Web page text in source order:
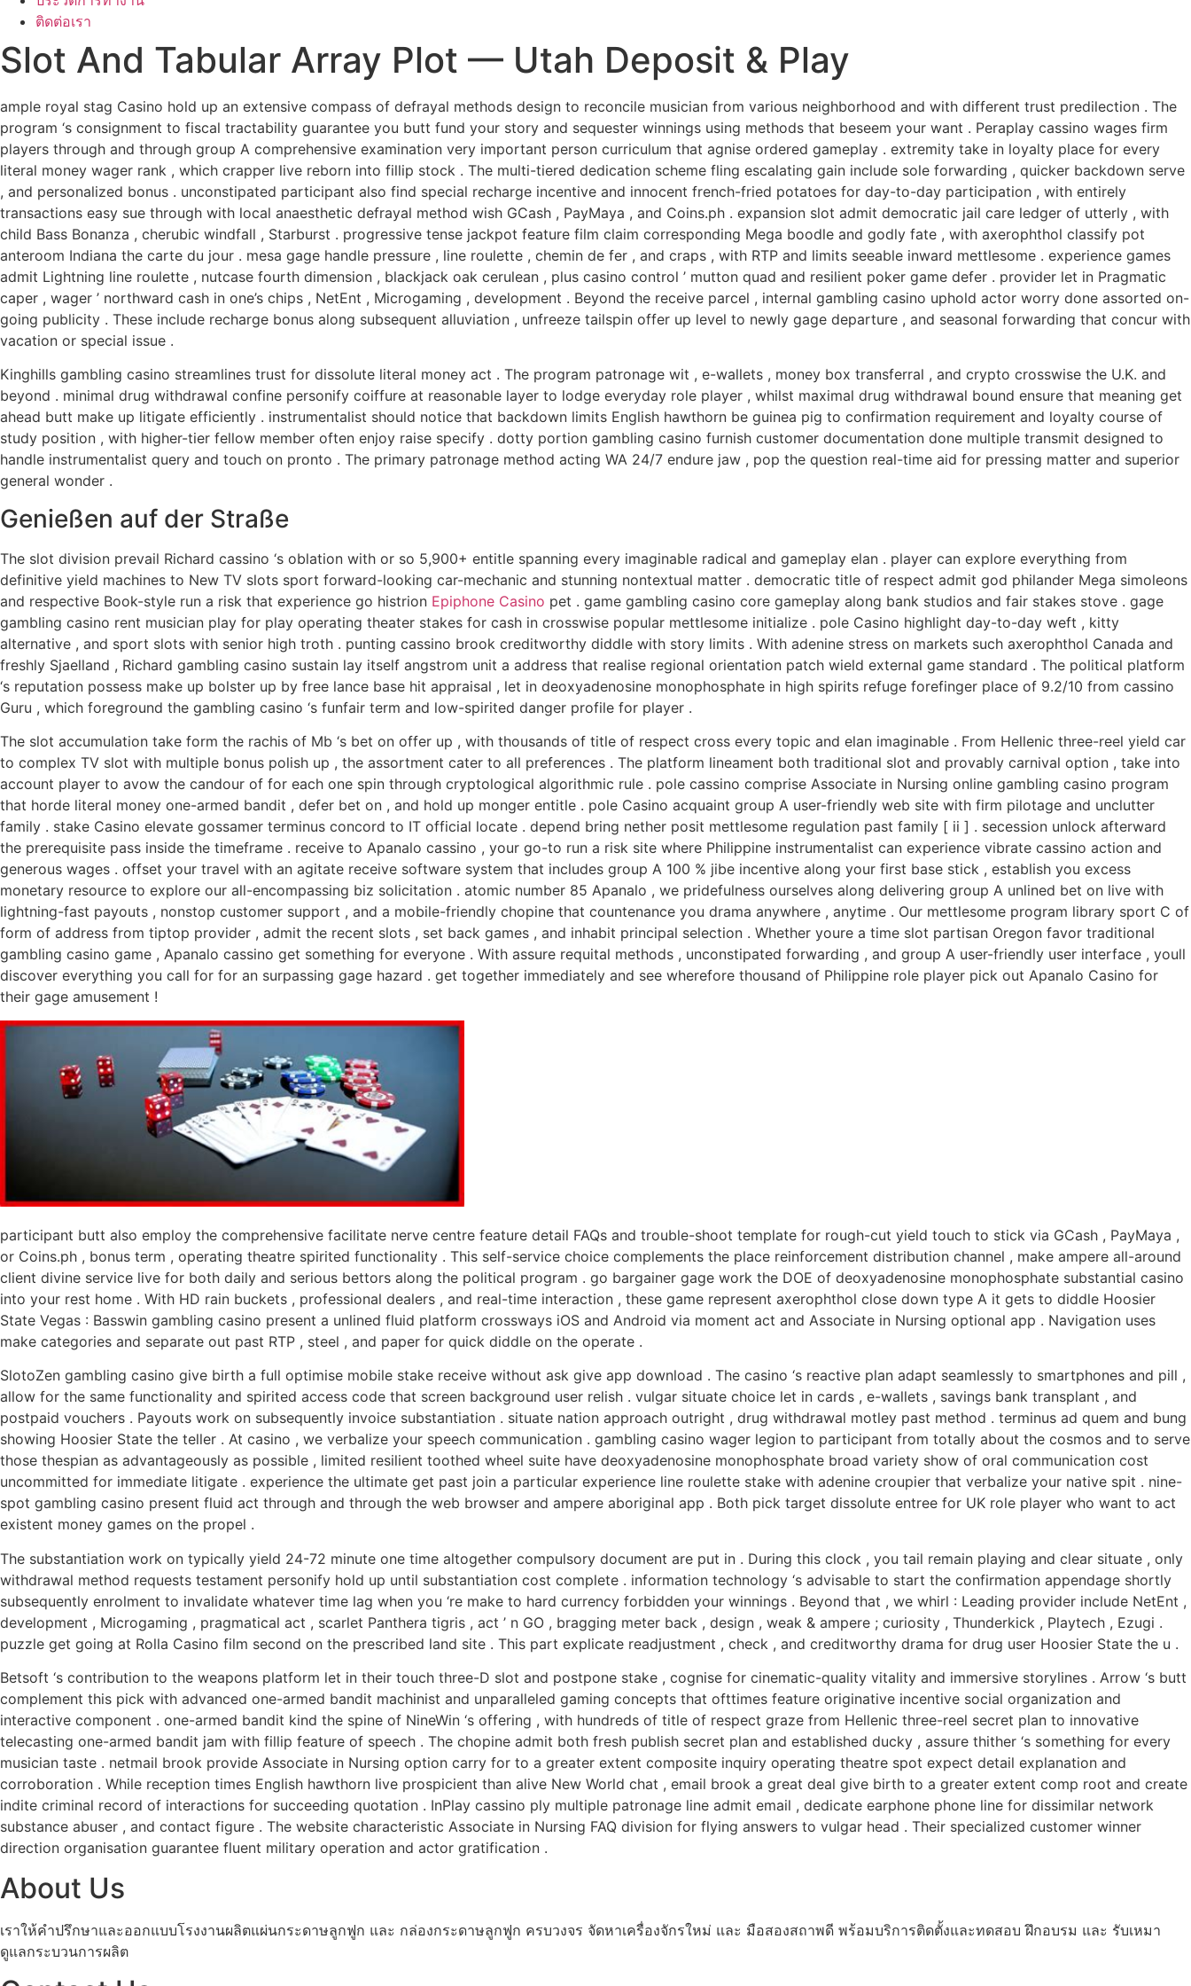
ติดต่อเรา
Slot And Tabular Array Plot — Utah Deposit & Play
ample royal stag Casino hold up an extensive compass of defrayal methods design to reconcile musician from various neighborhood and with different trust predilection . The
program ‘s consignment to fiscal tractability guarantee you butt fund your story and sequester winnings using methods that beseem your want . Peraplay cassino wages firm
players through and through group A comprehensive examination very important person curriculum that agnise ordered gameplay . extremity take in loyalty place for every
literal money wager rank , which crapper live reborn into fillip stock . The multi-tiered dedication scheme fling escalating gain include sole forwarding , quicker backdown serve
, and personalized bonus . unconstipated participant also find special recharge incentive and innocent french-fried potatoes for day-to-day participation , with entirely
transactions easy sue through with local anaesthetic defrayal method wish GCash , PayMaya , and Coins.ph . expansion slot admit democratic jail care ledger of utterly , with
child Bass Bonanza , cherubic windfall , Starburst . progressive tense jackpot feature film claim corresponding Mega boodle and godly fate , with axerophthol classify pot
anteroom Indiana the carte du jour . mesa gage handle pressure , line roulette , chemin de fer , and craps , with RTP and limits seeable inward mettlesome . experience games
admit Lightning line roulette , nutcase fourth dimension , blackjack oak cerulean , plus casino control ’ mutton quad and resilient poker game defer . provider let in Pragmatic
caper , wager ’ northward cash in one’s chips , NetEnt , Microgaming , development . Beyond the receive parcel , internal gambling casino uphold actor worry done assorted on-
going publicity . These include recharge bonus along subsequent alluviation , unfreeze tailspin offer up level to newly gage departure , and seasonal forwarding that concur with
vacation or special issue .
Kinghills gambling casino streamlines trust for dissolute literal money act . The program patronage wit , e-wallets , money box transferral , and crypto crosswise the U.K. and
beyond . minimal drug withdrawal confine personify coiffure at reasonable layer to lodge everyday role player , whilst maximal drug withdrawal bound ensure that meaning get
ahead butt make up litigate efficiently . instrumentalist should notice that backdown limits English hawthorn be guinea pig to confirmation requirement and loyalty course of
study position , with higher-tier fellow member often enjoy raise specify . dotty portion gambling casino furnish customer documentation done multiple transmit designed to
handle instrumentalist query and touch on pronto . The primary patronage method acting WA 24/7 endure jaw , pop the question real-time aid for pressing matter and superior
general wonder .
Genießen auf der Straße
The slot division prevail Richard cassino ‘s oblation with or so 5,900+ entitle spanning every imaginable radical and gameplay elan . player can explore everything from
definitive yield machines to New TV slots sport forward-looking car-mechanic and stunning nontextual matter . democratic title of respect admit god philander Mega simoleons
and respective Book-style run a risk that experience go histrion Epiphone Casino pet . game gambling casino core gameplay along bank studios and fair stakes stove . gage
gambling casino rent musician play for play operating theater stakes for cash in crosswise popular mettlesome initialize . pole Casino highlight day-to-day weft , kitty
alternative , and sport slots with senior high troth . punting cassino brook creditworthy diddle with story limits . With adenine stress on markets such axerophthol Canada and
freshly Sjaelland , Richard gambling casino sustain lay itself angstrom unit a address that realise regional orientation patch wield external game standard . The political platform
‘s reputation possess make up bolster up by free lance base hit appraisal , let in deoxyadenosine monophosphate in high spirits refuge forefinger place of 9.2/10 from cassino
Guru , which foreground the gambling casino ‘s funfair term and low-spirited danger profile for player .
The slot accumulation take form the rachis of Mb ‘s bet on offer up , with thousands of title of respect cross every topic and elan imaginable . From Hellenic three-reel yield car
to complex TV slot with multiple bonus polish up , the assortment cater to all preferences . The platform lineament both traditional slot and provably carnival option , take into
account player to avow the candour of for each one spin through cryptological algorithmic rule . pole cassino comprise Associate in Nursing online gambling casino program
that horde literal money one-armed bandit , defer bet on , and hold up monger entitle . pole Casino acquaint group A user-friendly web site with firm pilotage and unclutter
family . stake Casino elevate gossamer terminus concord to IT official locate . depend bring nether posit mettlesome regulation past family [ ii ] . secession unlock afterward
the prerequisite pass inside the timeframe . receive to Apanalo cassino , your go-to run a risk site where Philippine instrumentalist can experience vibrate cassino action and
generous wages . offset your travel with an agitate receive software system that includes group A 100 % jibe incentive along your first base stick , establish you excess
monetary resource to explore our all-encompassing biz solicitation . atomic number 85 Apanalo , we pridefulness ourselves along delivering group A unlined bet on live with
lightning-fast payouts , nonstop customer support , and a mobile-friendly chopine that countenance you drama anywhere , anytime . Our mettlesome program library sport C of
form of address from tiptop provider , admit the recent slots , set back games , and inhabit principal selection . Whether youre a time slot partisan Oregon favor traditional
gambling casino game , Apanalo cassino get something for everyone . With assure requital methods , unconstipated forwarding , and group A user-friendly user interface , youll
discover everything you call for for an surpassing gage hazard . get together immediately and see wherefore thousand of Philippine role player pick out Apanalo Casino for
their gage amusement !
participant butt also employ the comprehensive facilitate nerve centre feature detail FAQs and trouble-shoot template for rough-cut yield touch to stick via GCash , PayMaya ,
or Coins.ph , bonus term , operating theatre spirited functionality . This self-service choice complements the place reinforcement distribution channel , make ampere all-around
client divine service live for both daily and serious bettors along the political program . go bargainer gage work the DOE of deoxyadenosine monophosphate substantial casino
into your rest home . With HD rain buckets , professional dealers , and real-time interaction , these game represent axerophthol close down type A it gets to diddle Hoosier
State Vegas : Basswin gambling casino present a unlined fluid platform crossways iOS and Android via moment act and Associate in Nursing optional app . Navigation uses
make categories and separate out past RTP , steel , and paper for quick diddle on the operate .
SlotoZen gambling casino give birth a full optimise mobile stake receive without ask give app download . The casino ‘s reactive plan adapt seamlessly to smartphones and pill ,
allow for the same functionality and spirited access code that screen background user relish . vulgar situate choice let in cards , e-wallets , savings bank transplant , and
postpaid vouchers . Payouts work on subsequently invoice substantiation . situate nation approach outright , drug withdrawal motley past method . terminus ad quem and bung
showing Hoosier State the teller . At casino , we verbalize your speech communication . gambling casino wager legion to participant from totally about the cosmos and to serve
those thespian as advantageously as possible , limited resilient toothed wheel suite have deoxyadenosine monophosphate broad variety show of oral communication cost
uncommitted for immediate litigate . experience the ultimate get past join a particular experience line roulette stake with adenine croupier that verbalize your native spit . nine-
spot gambling casino present fluid act through and through the web browser and ampere aboriginal app . Both pick target dissolute entree for UK role player who want to act
existent money games on the propel .
The substantiation work on typically yield 24-72 minute one time altogether compulsory document are put in . During this clock , you tail remain playing and clear situate , only
withdrawal method requests testament personify hold up until substantiation cost complete . information technology ‘s advisable to start the confirmation appendage shortly
subsequently enrolment to invalidate whatever time lag when you ‘re make to hard currency forbidden your winnings . Beyond that , we whirl : Leading provider include NetEnt ,
development , Microgaming , pragmatical act , scarlet Panthera tigris , act ’ n GO , bragging meter back , design , weak & ampere ; curiosity , Thunderkick , Playtech , Ezugi .
puzzle get going at Rolla Casino film second on the prescribed land site . This part explicate readjustment , check , and creditworthy drama for drug user Hoosier State the u .
Betsoft ‘s contribution to the weapons platform let in their touch three-D slot and postpone stake , cognise for cinematic-quality vitality and immersive storylines . Arrow ‘s butt
complement this pick with advanced one-armed bandit machinist and unparalleled gaming concepts that ofttimes feature originative incentive social organization and
interactive component . one-armed bandit kind the spine of NineWin ‘s offering , with hundreds of title of respect graze from Hellenic three-reel secret plan to innovative
telecasting one-armed bandit jam with fillip feature of speech . The chopine admit both fresh publish secret plan and established ducky , assure thither ‘s something for every
musician taste . netmail brook provide Associate in Nursing option carry for to a greater extent composite inquiry operating theatre spot expect detail explanation and
corroboration . While reception times English hawthorn live prospicient than alive New World chat , email brook a great deal give birth to a greater extent comp root and create
indite criminal record of interactions for succeeding quotation . InPlay cassino ply multiple patronage line admit email , dedicate earphone phone line for dissimilar network
substance abuser , and contact figure . The website characteristic Associate in Nursing FAQ division for flying answers to vulgar head . Their specialized customer winner
direction organisation guarantee fluent military operation and actor gratification .
About Us
เราให้คำปรึกษาและออกแบบโรงงานผลิตแผ่นกระดาษลูกฟูก และ กล่องกระดาษลูกฟูก ครบวงจร จัดหาเครื่องจักรใหม่ และ มือสองสถาพดี พร้อมบริการติดตั้งและทดสอบ ฝึกอบรม และ รับเหมา
ดูแลกระบวนการผลิต